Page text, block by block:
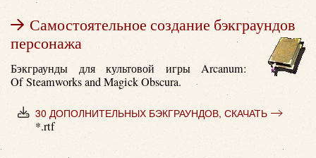
Самостоятельное создание бэкграундов
персонажа
Бэкграунды для культовой игры Arcanum:
Of Steamworks and Magick Obscura.
30 ДОПОЛНИТЕЛЬНЫХ БЭКГРАУНДОВ, СКАЧАТЬ
*.rtf